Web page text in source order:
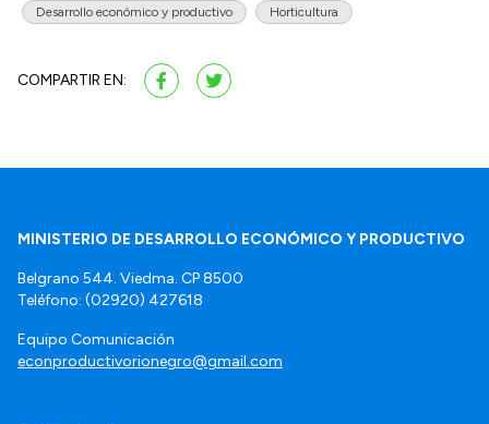
Desarrollo económico y productivo Horticultura
COMPARTIR EN:
MINISTERIO DE DESARROLLO ECONÓMICO Y PRODUCTIVO
Belgrano 544. Viedma. CP 8500
Teléfono: (02920) 427618
Equipo Comunicación
econproductivorionegro@gmail.com